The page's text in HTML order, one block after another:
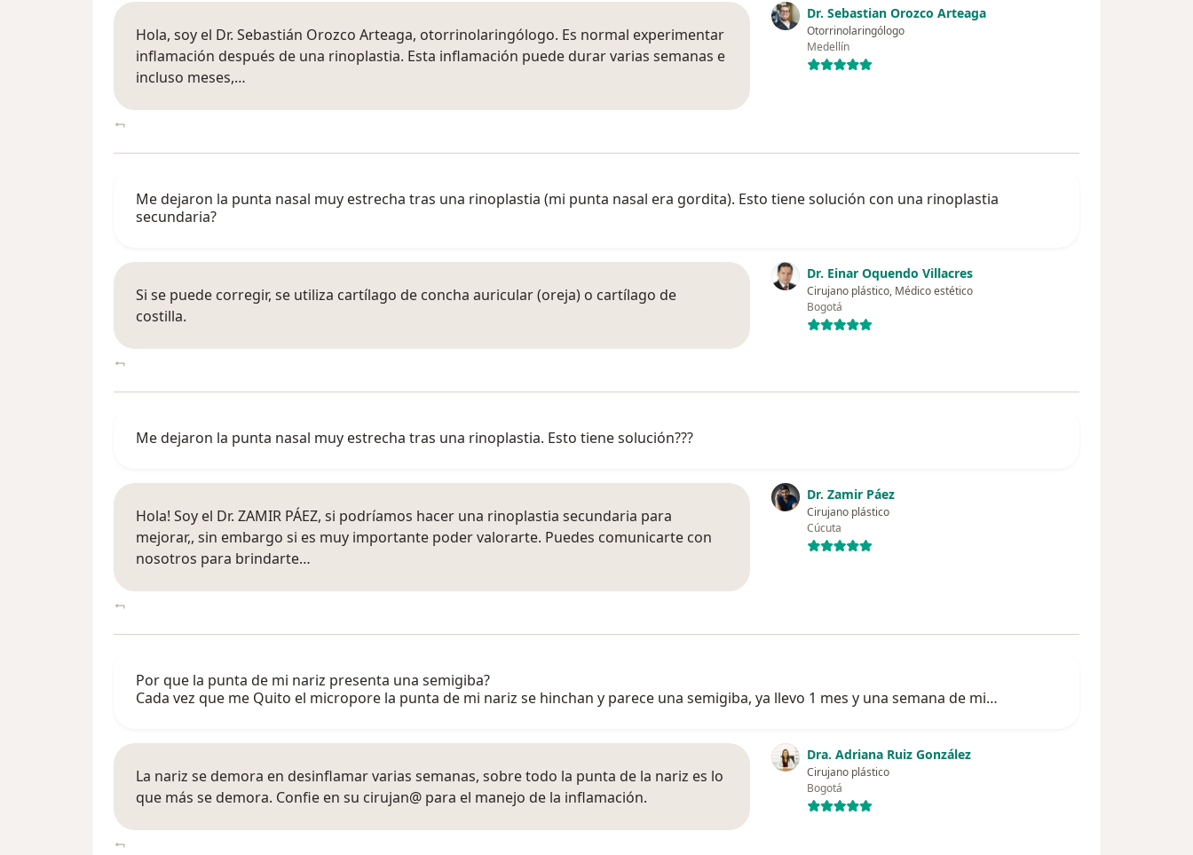
Dr. Sebastian Orozco Arteaga
Otorrinolaringólogo
Medellín
Hola, soy el Dr. Sebastián Orozco Arteaga, otorrinolaringólogo. Es normal experimentar
inflamación después de una rinoplastia. Esta inflamación puede durar varias semanas e
incluso meses,…
Me dejaron la punta nasal muy estrecha tras una rinoplastia (mi punta nasal era gordita). Esto tiene solución con una rinoplastia
secundaria?
Dr. Einar Oquendo Villacres
Cirujano plástico, Médico estético
Bogotá
Si se puede corregir, se utiliza cartílago de concha auricular (oreja) o cartílago de
costilla.
Me dejaron la punta nasal muy estrecha tras una rinoplastia. Esto tiene solución???
Dr. Zamir Páez
Cirujano plástico
Cúcuta
Hola! Soy el Dr. ZAMIR PÁEZ, si podríamos hacer una rinoplastia secundaria para
mejorar,, sin embargo si es muy importante poder valorarte. Puedes comunicarte con
nosotros para brindarte…
Por que la punta de mi nariz presenta una semigiba?
Cada vez que me Quito el micropore la punta de mi nariz se hinchan y parece una semigiba, ya llevo 1 mes y una semana de mi…
Dra. Adriana Ruiz González
Cirujano plástico
Bogotá
La nariz se demora en desinflamar varias semanas, sobre todo la punta de la nariz es lo
que más se demora. Confie en su cirujan@ para el manejo de la inflamación.